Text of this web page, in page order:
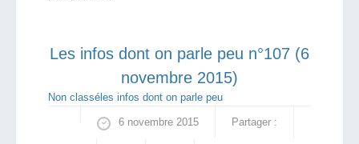
Les infos dont on parle peu n°107 (6
novembre 2015)
Non classé les infos dont on parle peu
6 novembre 2015 Partager :